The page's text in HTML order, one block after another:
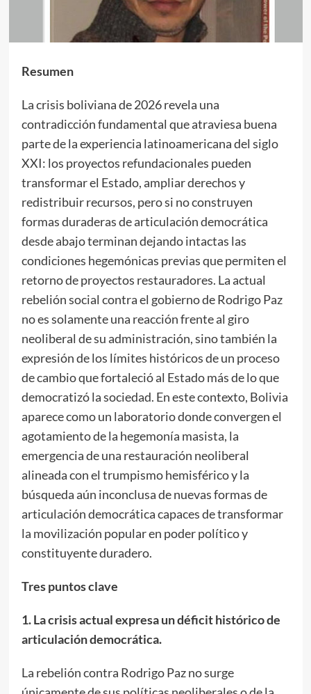
Resumen
La crisis boliviana de 2026 revela una
contradicción fundamental que atraviesa buena
parte de la experiencia latinoamericana del siglo
XXI: los proyectos refundacionales pueden
transformar el Estado, ampliar derechos y
redistribuir recursos, pero si no construyen
formas duraderas de articulación democrática
desde abajo terminan dejando intactas las
condiciones hegemónicas previas que permiten el
retorno de proyectos restauradores. La actual
rebelión social contra el gobierno de Rodrigo Paz
no es solamente una reacción frente al giro
neoliberal de su administración, sino también la
expresión de los límites históricos de un proceso
de cambio que fortaleció al Estado más de lo que
democratizó la sociedad. En este contexto, Bolivia
aparece como un laboratorio donde convergen el
agotamiento de la hegemonía masista, la
emergencia de una restauración neoliberal
alineada con el trumpismo hemisférico y la
búsqueda aún inconclusa de nuevas formas de
articulación democrática capaces de transformar
la movilización popular en poder político y
constituyente duradero.
Tres puntos clave
1. La crisis actual expresa un déficit histórico de
articulación democrática.
La rebelión contra Rodrigo Paz no surge